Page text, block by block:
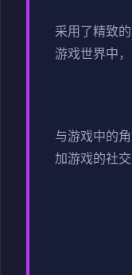
采用了精致
游戏世界中
与游戏中的
加游戏的社交